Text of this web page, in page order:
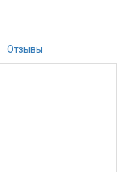
Отзывы